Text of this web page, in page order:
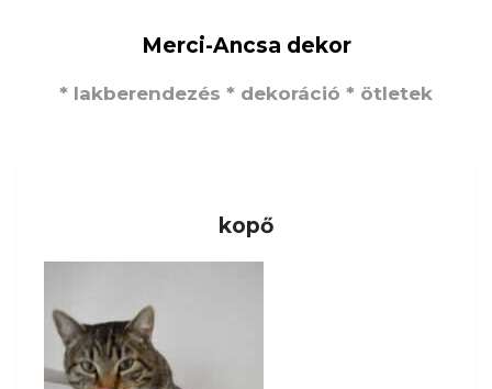
Merci-Ancsa dekor
* lakberendezés * dekoráció * ötletek
kopő